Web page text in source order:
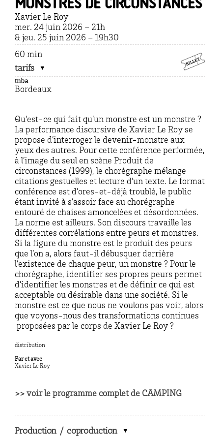
Monstres de circonstances
Xavier Le Roy
mer. 24 juin 2026 – 21h
& jeu. 25 juin 2026 – 19h30
60 min
tarifs
tnba
Bordeaux
Qu’est-ce qui fait qu’un monstre est un monstre ?
La performance discursive de Xavier Le Roy se
propose d’interroger le devenir-monstre aux
yeux des autres. Pour cette conférence performée,
à l’image du seul en scène Produit de
circonstances (1999), le chorégraphe mélange
citations gestuelles et lecture d’un texte. Le format
conférence est d’ores-et-déjà troublé, le public
étant invité à s’assoir face au chorégraphe
entouré de chaises amoncelées et désordonnées.
La norme est ailleurs. Son discours travaille les
différentes corrélations entre peurs et monstres.
Si la figure du monstre est le produit des peurs
que l’on a, alors faut-il débusquer derrière
l’existence de chaque peur, un monstre ? Pour le
chorégraphe, identifier ses propres peurs permet
d’identifier les monstres et de définir ce qui est
acceptable ou désirable dans une société. Si le
monstre est ce que nous ne voulons pas voir, alors
que voyons-nous des transformations continues
proposées par le corps de Xavier Le Roy ?
distribution
Par et avec
Xavier Le Roy
>> voir le programme complet de CAMPING
Production / coproduction